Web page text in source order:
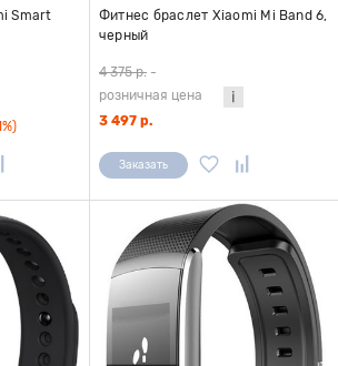
Smart
Фитнес браслет Xiaomi Mi Band 6,
черный
4 375 р. -
розничная цена
3 497 р.
Заказать